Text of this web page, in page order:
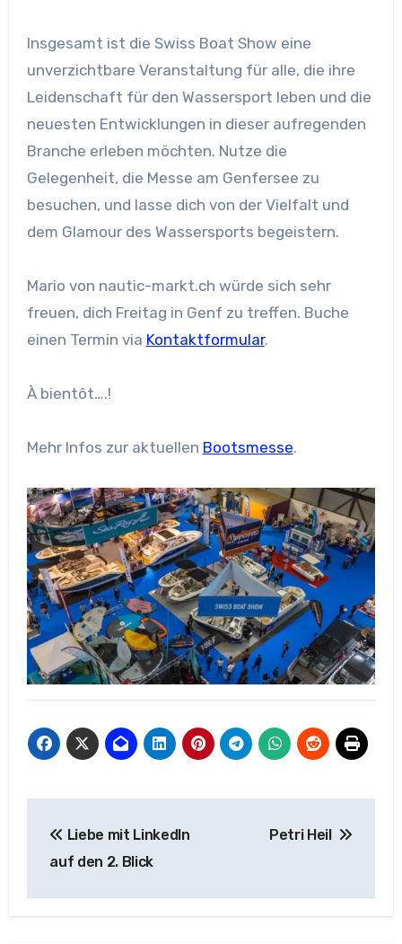
Insgesamt ist die Swiss Boat Show eine
unverzichtbare Veranstaltung für alle, die ihre
Leidenschaft für den Wassersport leben und die
neuesten Entwicklungen in dieser aufregenden
Branche erleben möchten. Nutze die
Gelegenheit, die Messe am Genfersee zu
besuchen, und lasse dich von der Vielfalt und
dem Glamour des Wassersports begeistern.
Mario von nautic-markt.ch würde sich sehr
freuen, dich Freitag in Genf zu treffen. Buche
einen Termin via Kontaktformular.
À bientôt….!
Mehr Infos zur aktuellen Bootsmesse.
Liebe mit LinkedIn
auf den 2. Blick
Petri Heil